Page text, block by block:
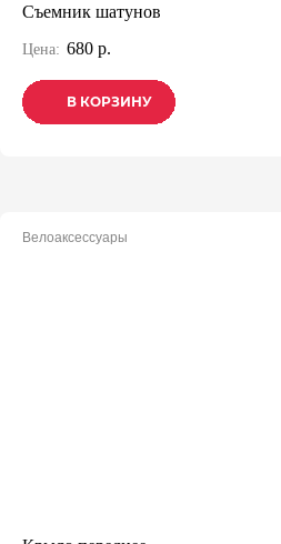
Съемник шатунов
Цена: 680 р.
В КОРЗИНУ
В КОРЗИНУ
В КОРЗИНУ
Велоаксессуары